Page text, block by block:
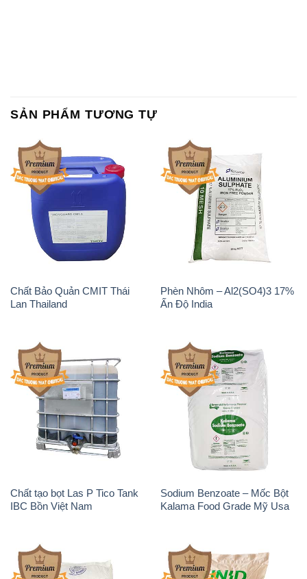
SẢN PHẨM TƯƠNG TỰ
Chất Bảo Quản CMIT Thái
Lan Thailand
Phèn Nhôm – Al2(SO4)3 17%
Ấn Độ India
Chất tạo bọt Las P Tico Tank
IBC Bồn Việt Nam
Sodium Benzoate – Mốc Bột
Kalama Food Grade Mỹ Usa